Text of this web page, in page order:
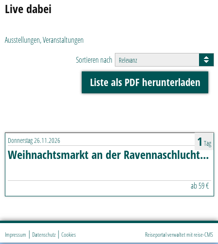
Live dabei
Ausstellungen, Veranstaltungen
Relevanz
Sortieren nach
Liste als PDF herunterladen
1 Tag
Donnerstag 26.11.2026
Weihnachtsmarkt an der Ravennaschlucht - mit Freiburg
59 €
Impressum | Datenschutz | Cookies Reiseportal verwaltet mit reise-CMS